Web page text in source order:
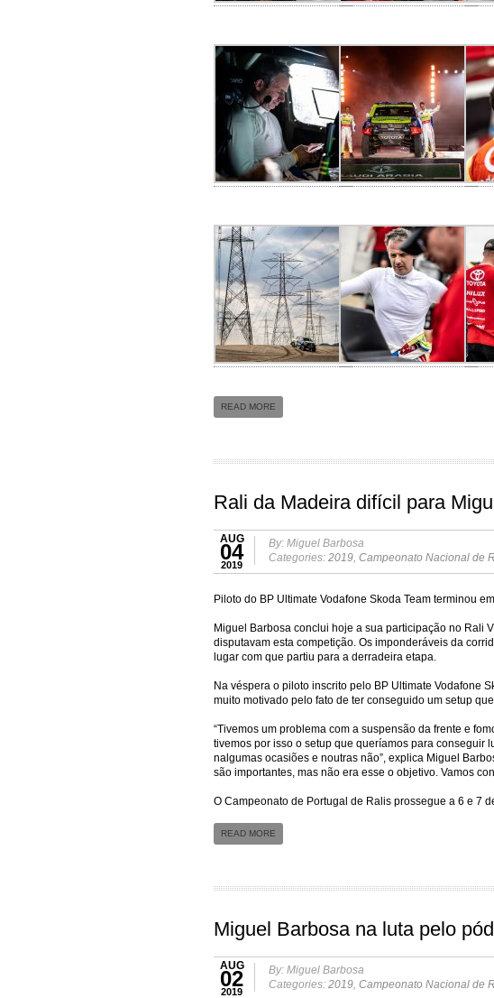
READ MORE
Rali da Madeira difícil para
AUG
04
2019
By: Miguel Barbosa
Categories: 2019, Campeonato Nacional de
Piloto do BP Ultimate Vodafone Skoda Team terminou
Miguel Barbosa conclui hoje a sua participação no Rali
disputavam esta competição. Os imponderáveis da
lugar com que partiu para a derradeira etapa.
Na véspera o piloto inscrito pelo BP Ultimate Vodafone
muito motivado pelo fato de ter conseguido um setup
“Tivemos um problema com a suspensão da frente e
tivemos por isso o setup que queríamos para conseguir
nalgumas ocasiões e noutras não”, explica Miguel
são importantes, mas não era esse o objetivo. Vamos
O Campeonato de Portugal de Ralis prossegue a 6 e 7
READ MORE
Miguel Barbosa na luta pelo
AUG
02
2019
By: Miguel Barbosa
Categories: 2019, Campeonato Nacional de